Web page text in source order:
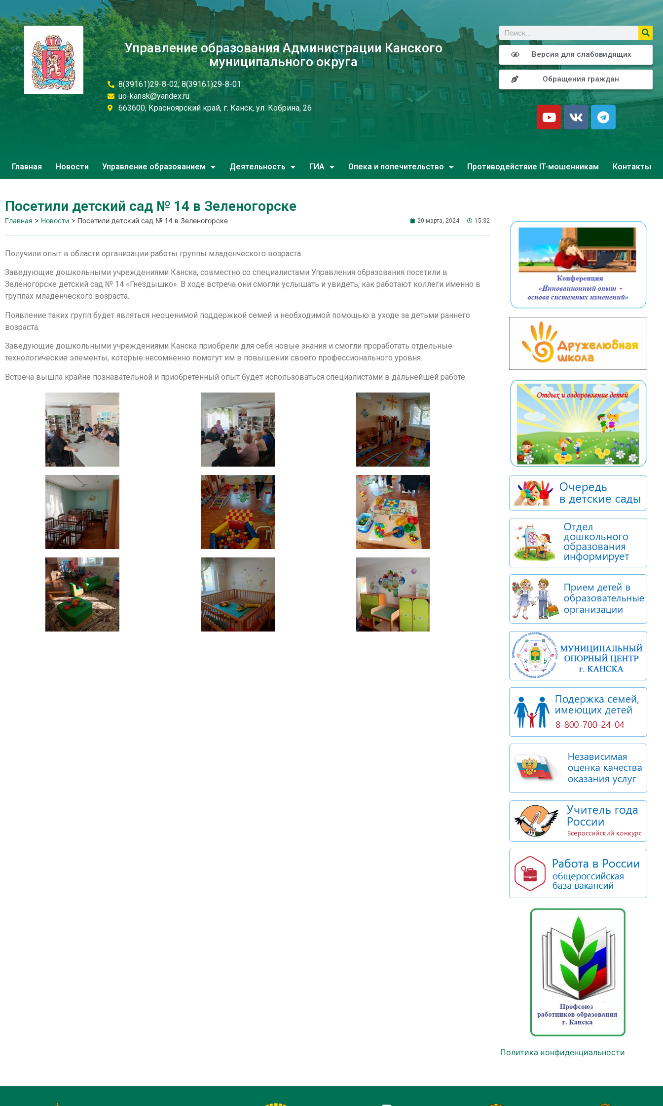
Управление образования Администрации Канского
муниципального округа
8(39161)29-8-02; 8(39161)29-8-01
uo-kansk@yandex.ru
663600, Красноярский край, г. Канск, ул. Кобрина, 26
Версия для слабовидящих
Обращения граждан
Главная Новости Управление образованием Деятельность ГИА Опека и попечительство Противодействие IT-мошенникам Контакты
Посетили детский сад № 14 в Зеленогорске
Главная > Новости > Посетили детский сад № 14 в Зеленогорске 20 марта, 2024 15:32
Получили опыт в области организации работы группы младенческого возраста.
Заведующие дошкольными учреждениями Канска, совместно со специалистами Управления образования посетили в
Зеленогорске детский сад № 14 «Гнездышко». В ходе встреча они смогли услышать и увидеть, как работают коллеги именно в
группах младенческого возраста.
Появление таких групп будет являться неоценимой поддержкой семей и необходимой помощью в уходе за детьми раннего
возраста.
Заведующие дошкольными учреждениями Канска приобрели для себя новые знания и смогли проработать отдельные
технологические элементы, которые несомненно помогут им в повышении своего профессионального уровня.
Встреча вышла крайне познавательной и приобретенный опыт будет использоваться специалистами в дальнейшей работе.
Политика конфиденциальности